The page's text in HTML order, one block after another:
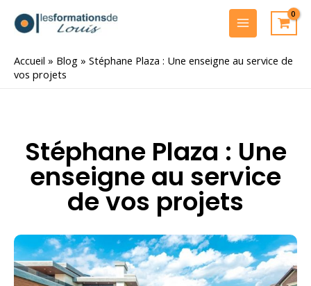
MAIN
MENU
Accueil » Blog » Stéphane Plaza : Une enseigne au service de
vos projets
Stéphane Plaza : Une
enseigne au service
de vos projets